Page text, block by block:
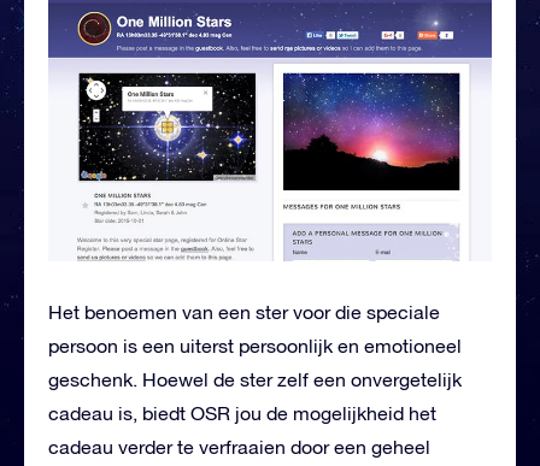
Het benoemen van een ster voor die speciale
persoon is een uiterst persoonlijk en emotioneel
geschenk. Hoewel de ster zelf een onvergetelijk
cadeau is, biedt OSR jou de mogelijkheid het
cadeau verder te verfraaien door een geheel